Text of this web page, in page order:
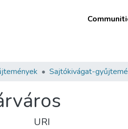
Sajtókivágat-
URI